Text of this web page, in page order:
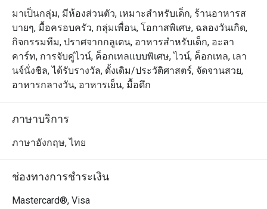
มาเป็นกลุ่ม, มีห้องส่วนตัว, เหมาะสำหรับเด็ก, ร้านอาหารส
บายๆ, มื้อครอบครัว, กลุ่มเพื่อน, โอกาสพิเศษ, ฉลองวันเกิด,
กิจกรรมทีม, ปราศจากกลูเตน, อาหารสำหรับเด็ก, อะลา
คาร์ท, การจับคู่ไวน์, ค็อกเทลแบบพิเศษ, ไวน์, ค็อกเทล, เลา
นจ์นั่งชิล, ได้รับรางวัล, ดั้งเดิม/ประวัติศาสตร์, จัดจานสวย,
อาหารกลางวัน, อาหารเย็น, มื้อดึก
ภาษาบริการ
ภาษาอังกฤษ, ไทย
ช่องทางการชำระเงิน
Mastercard®, Visa